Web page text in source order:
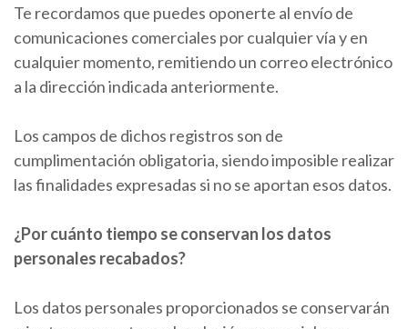
Te recordamos que puedes oponerte al envío de
comunicaciones comerciales por cualquier vía y en
cualquier momento, remitiendo un correo electrónico
a la dirección indicada anteriormente.
Los campos de dichos registros son de
cumplimentación obligatoria, siendo imposible realizar
las finalidades expresadas si no se aportan esos datos.
¿Por cuánto tiempo se conservan los datos
personales recabados?
Los datos personales proporcionados se conservarán